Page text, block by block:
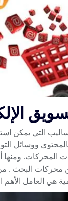
التي يمكن
ووسائل
المحركات. ومنها
البحث . من
هي العامل الأهم